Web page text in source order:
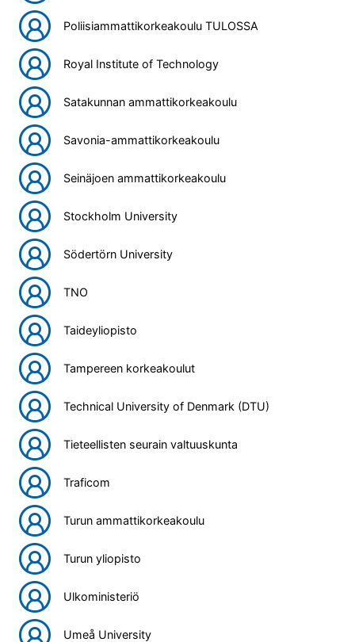
Poliisiammattikorkeakoulu TULOSSA
Royal Institute of Technology
Satakunnan ammattikorkeakoulu
Savonia-ammattikorkeakoulu
Seinäjoen ammattikorkeakoulu
Stockholm University
Södertörn University
TNO
Taideyliopisto
Tampereen korkeakoulut
Technical University of Denmark (DTU)
Tieteellisten seurain valtuuskunta
Traficom
Turun ammattikorkeakoulu
Turun yliopisto
Ulkoministeriö
Umeå University